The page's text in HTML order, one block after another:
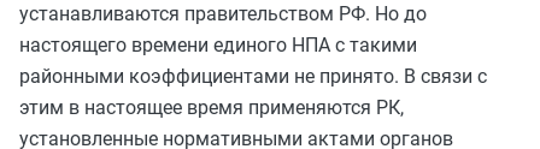
устанавливаются правительством РФ. Но до
настоящего времени единого НПА с такими
районными коэффициентами не принято. В связи с
этим в настоящее время применяются РК,
установленные нормативными актами органов